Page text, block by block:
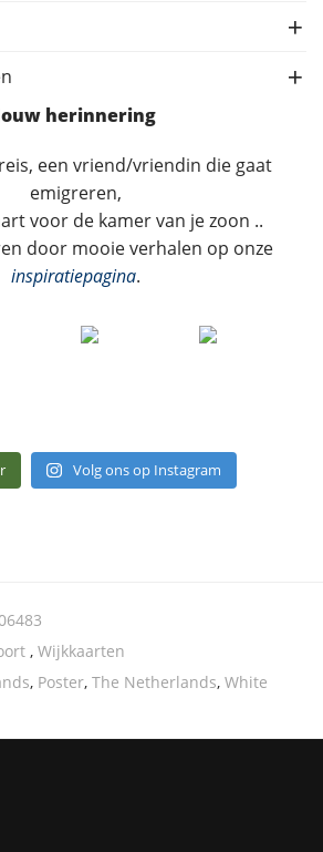
herinnering
een vriend/vriendin die gaat
emigreren,
voor de kamer van je zoon ..
door mooie verhalen op onze
inspiratiepagina.
Volg ons op Instagram
, Wijkkaarten
, Poster, The Netherlands, White